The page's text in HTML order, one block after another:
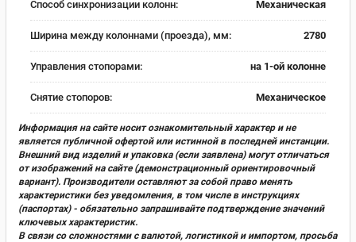
Способ синхронизации колонн: Механическая
Ширина между колоннами (проезда), мм: 2780
Управления стопорами: на 1-ой колонне
Снятие стопоров: Механическое
Информация на сайте носит ознакомительный характер и не
является публичной офертой или истинной в последней инстанции.
Внешний вид изделий и упаковка (если заявлена) могут отличаться
от изображений на сайте (демонстрационный ориентировочный
вариант). Производители оставляют за собой право менять
характеристики без уведомления, в том числе в инструкциях
(паспортах) - обязательно запрашивайте подтверждение значений
ключевых характеристик.
В связи со сложностями с валютой, логистикой и импортом, просьба